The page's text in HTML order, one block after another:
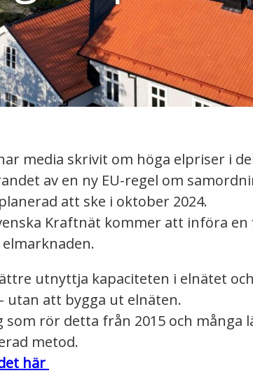
media skrivit om höga elpriser i
av en ny EU-regel om
att ske i oktober 2024.
Kraftnät kommer att införa en
utnyttja kapaciteten i elnätet
utan att bygga ut elnäten.
som rör detta från 2015 och många
metod.
här